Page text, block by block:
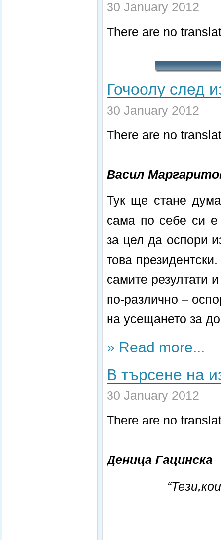
30 January 2012
There are no
Гочоолу след
30 January 2012
There are no
Васил
Тук ще стане
сама по себе си е
за цел да оспори
това
самите резултати
по-различно –
на усещането за
» Read more...
В търсене на
30 January 2012
There are no
Деница Гацинска